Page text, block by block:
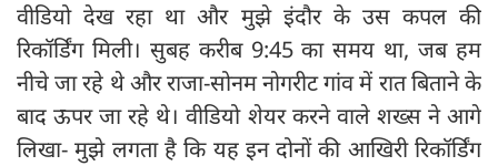
वीडियो देख रहा था और मुझे इंदौर के उस कपल की
रिकॉर्डिंग मिली। सुबह करीब 9:45 का समय था, जब हम
नीचे जा रहे थे और राजा-सोनम नोगरीट गांव में रात बिताने के
बाद ऊपर जा रहे थे। वीडियो शेयर करने वाले शख्स ने आगे
लिखा- मुझे लगता है कि यह इन दोनों की आखिरी रिकॉर्डिंग